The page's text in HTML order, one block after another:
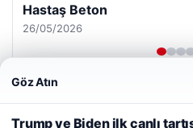
Enes Kaplan Avukatlık
28/04/2026
Göz Atın
Trump ve Biden ilk canlı